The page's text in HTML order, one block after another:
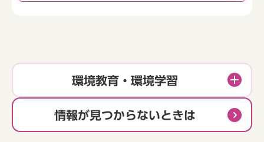
環境教育・環境学習
情報が見つからないときは